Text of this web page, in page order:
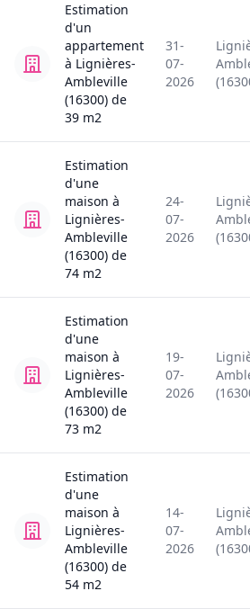
Estimation
d'un
appartement
à Lignières-
Ambleville
(16300) de
39 m2
31-
07-
2026
Estimation
d'une
maison à
Lignières-
Ambleville
(16300) de
74 m2
24-
07-
2026
Estimation
d'une
maison à
Lignières-
Ambleville
(16300) de
73 m2
19-
07-
2026
Estimation
d'une
maison à
Lignières-
Ambleville
(16300) de
54 m2
14-
07-
2026